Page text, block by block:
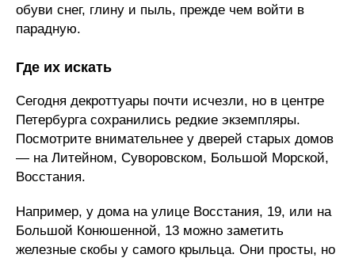
обуви снег, глину и пыль, прежде чем войти в
парадную.
Где их искать
Сегодня декроттуары почти исчезли, но в центре
Петербурга сохранились редкие экземпляры.
Посмотрите внимательнее у дверей старых домов
— на Литейном, Суворовском, Большой Морской,
Восстания.
Например, у дома на улице Восстания, 19, или на
Большой Конюшенной, 13 можно заметить
железные скобы у самого крыльца. Они просты, но